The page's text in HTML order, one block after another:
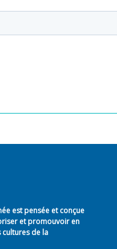
est pensée et conçue
et promouvoir en
cultures de la